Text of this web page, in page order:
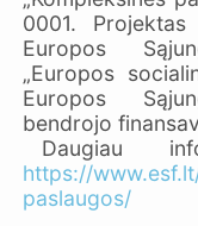
0001.
Europos
„Europos
Europos
bendrojo
Daugiau
https://
paslaugos/